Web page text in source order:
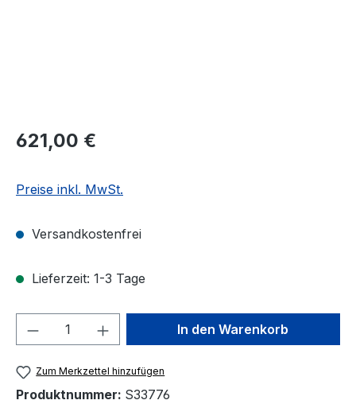
Regulärer Preis:
621,00 €
Preise inkl. MwSt.
Versandkostenfrei
Lieferzeit: 1-3 Tage
Produkt Anzahl: Gib denIn den Warenkorb
Zum Merkzettel hinzufügen
Produktnummer: S33776